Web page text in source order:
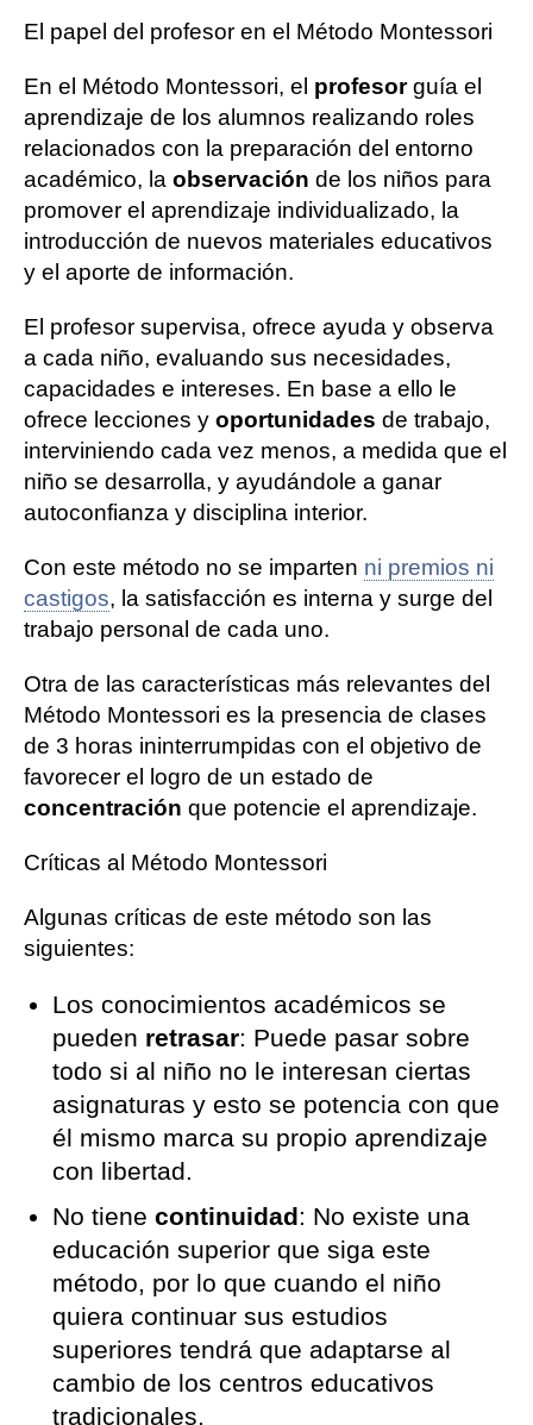
El papel del profesor en el Método Montessori
En el Método Montessori, el profesorguía el
aprendizaje de los alumnos realizando roles
relacionados con la preparación del entorno
académico, la observación de los niños para
promover el aprendizaje individualizado, la
introducción de nuevos materiales educativos
y el aporte de información.
El profesor supervisa, ofrece ayuda y observa
a cada niño, evaluando sus necesidades,
capacidades e intereses. En base a ello le
ofrece lecciones y oportunidades de trabajo,
interviniendo cada vez menos, a medida que el
niño se desarrolla, y ayudándole a ganar
autoconfianza y disciplina interior.
Con este método no se imparten ni premios ni
castigos, la satisfacción es interna y surge del
trabajo personal de cada uno.
Otra de las características más relevantes del
Método Montessori es la presencia de clases
de 3 horas ininterrumpidas con el objetivo de
favorecer el logro de un estado de
concentración que potencie el aprendizaje.
Críticas al Método Montessori
Algunas críticas de este método son las
siguientes:
Los conocimientos académicos se
pueden retrasar: Puede pasar sobre
todo si al niño no le interesan ciertas
asignaturas y esto se potencia con que
él mismo marca su propio aprendizaje
con libertad.
No tiene continuidad: No existe una
educación superior que siga este
método, por lo que cuando el niño
quiera continuar sus estudios
superiores tendrá que adaptarse al
cambio de los centros educativos
tradicionales.